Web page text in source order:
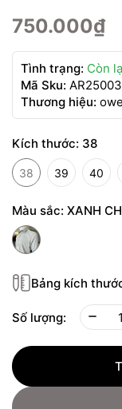
750.000₫
Tình trạng: Còn
Mã Sku:
Thương hiệu:
Kích thước: 38
38 39 40
Màu sắc: XANH
Bảng kích
Số lượng: